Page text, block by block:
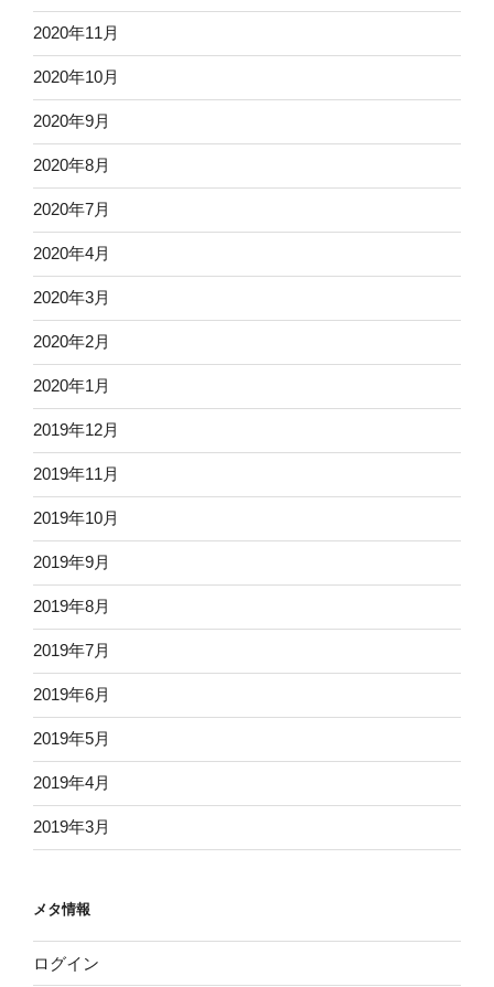
2020年11月
2020年10月
2020年9月
2020年8月
2020年7月
2020年4月
2020年3月
2020年2月
2020年1月
2019年12月
2019年11月
2019年10月
2019年9月
2019年8月
2019年7月
2019年6月
2019年5月
2019年4月
2019年3月
メタ情報
ログイン